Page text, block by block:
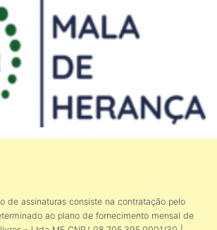
de assinaturas consiste na contratação pelo
ao plano de fornecimento mensal de